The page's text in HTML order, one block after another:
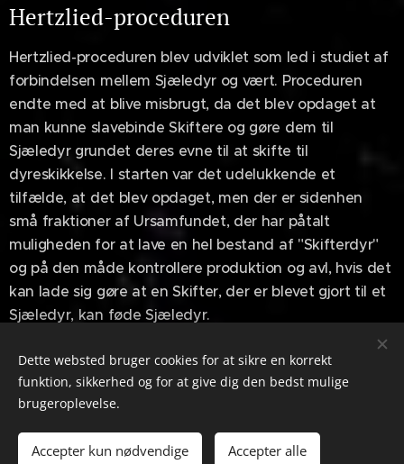
Hertzlied-proceduren
Hertzlied-proceduren blev udviklet som led i studiet af
forbindelsen mellem Sjæledyr og vært. Proceduren
endte med at blive misbrugt, da det blev opdaget at
man kunne slavebinde Skiftere og gøre dem til
Sjæledyr grundet deres evne til at skifte til
dyreskikkelse. I starten var det udelukkende et
tilfælde, at det blev opdaget, men der er sidenhen
små fraktioner af Ursamfundet, der har påtalt
muligheden for at lave en hel bestand af "Skifterdyr"
og på den måde kontrollere produktion og avl, hvis det
kan lade sig gøre at en Skifter, der er blevet gjort til et
Sjæledyr, kan føde Sjæledyr.
GabrielAlex / All rights reserved
Støt mig på
Ko-fi.com
Drevet afWebnode Cookies
Dette websted bruger cookies for at sikre en korrekt
funktion, sikkerhed og for at give dig den bedst mulige
brugeroplevelse.
Accepter kun nødvendige Accepter alle